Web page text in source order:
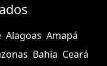
Alagoas Amapá
Bahia Ceará